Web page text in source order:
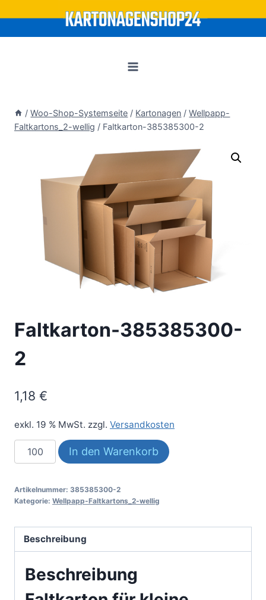
springen
/ Woo-Shop-Systemseite / Kartonagen / Wellpapp-
Faltkartons_2-wellig / Faltkarton-385385300-2
Faltkarton-385385300-
2
1,18 €
exkl. 19 % MwSt. zzgl. Versandkosten
Faltkarton-
385385300-
Menge
In den Warenkorb
Artikelnummer: 385385300-2
Kategorie: Wellpapp-Faltkartons_2-wellig
Beschreibung
Beschreibung